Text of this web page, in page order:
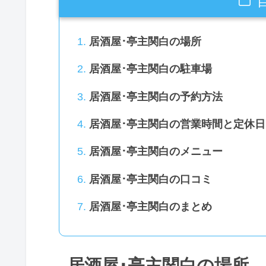
居酒屋･亭主関白の場所
居酒屋･亭主関白の駐車場
居酒屋･亭主関白の予約方法
居酒屋･亭主関白の営業時間と定休日
居酒屋･亭主関白のメニュー
居酒屋･亭主関白の口コミ
居酒屋･亭主関白のまとめ